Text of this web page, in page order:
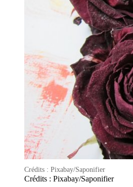
Crédits : Pixabay/Saponifier
Crédits : Pixabay/Saponifier